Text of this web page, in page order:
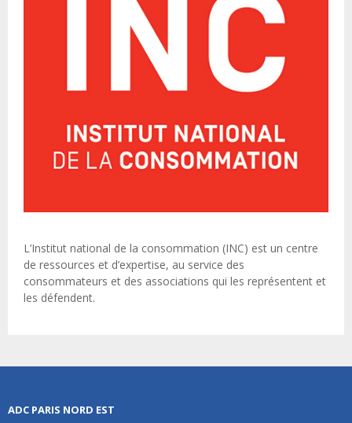
L’Institut national de la consommation (INC) est un centre
de ressources et d’expertise, au service des
consommateurs et des associations qui les représentent et
les défendent.
ADC PARIS NORD EST